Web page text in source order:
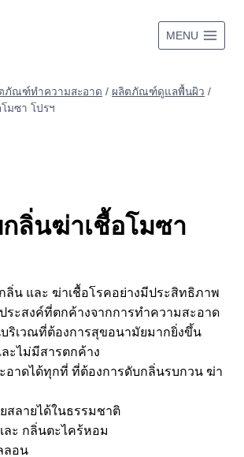
MENU
ภัณฑ์ทำความสะอาด / ผลิตภัณฑ์ดูแลพื้นผิว /
มซา โปรฯ
ลิ่นฆ่าเชื้อโมซา
ลิ่น และ ฆ่าเชื้อโรคอย่างมีประสิทธิภาพ
ระสงค์ที่ตกค้างจากการทำความสะอาด
ริเวณที่ต้องการสุขอนามัยมากยิ่งขึ้น
ะไม่มีสารตกค้าง
อาดได้ทุกที่ ที่ต้องการดับกลิ่นรบกวน ฆ่า
สลายได้ในธรรมชาติ
ะ กลิ่นตะไคร้หอม
ลอน